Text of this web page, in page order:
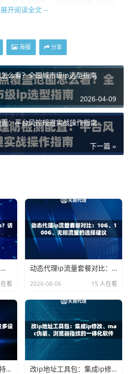
的入口。仔细浏览这些区域，往往
务商会通过官方社交媒体账号（如
官网上没有找到明确的试用入口，
直接询问是否有免费试用政策，通
体验详解
天启代理提供运营商正规授权的
天启代理官网，找到免费试用入
册或联系客服即可获取测试权限。
核心服务特点，例如：
会感受到其自建机房带来的纯净网
达99%以上，响应延迟极低。
HTTPS/SOCKS5三种主流协
的业务工具和脚本。
200多个城市的IP节点，可以根据
证这些参数是否如宣传所说，判断
有效支持。
开阅读全文 --
海报 分享
么看？全国城市级ip选型指南
2026-04-09
：平台风控规避实战操作指南
下一篇 »
怎么查看电脑当前使用的代理ip？访问ip查询网站确认归属地
看
动态代理ip流量套餐对比：10G、100G、无限流量的选择建议
2026-08-06 15 人在看
国内l2tp静态ip购买：支持并发多设备连接的独享代理资源 改ip地址工具包：集成ip修改、mac伪装、浏览器指纹的一体化软件